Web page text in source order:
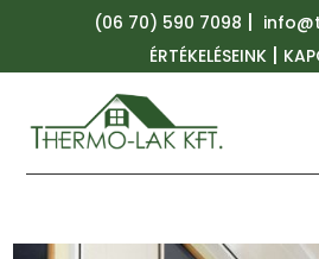
(06 70) 590 7098 |
ÉRTÉKELÉSEINK |